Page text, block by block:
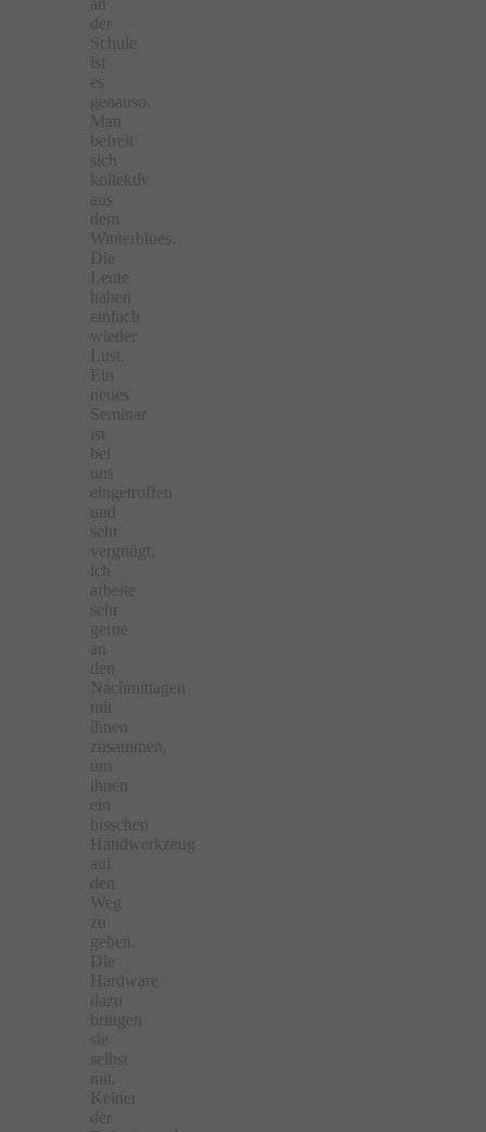
der
Schule
ist
es
genauso.
Man
befreit
sich
kollektiv
aus
dem
Winterblues.
Die
Leute
haben
einfach
wieder
Lust.
Ein
neues
Seminar
ist
bei
uns
eingetroffen
und
sehr
vergnügt,
ich
arbeite
sehr
gerne
an
den
Nachmittagen
mit
ihnen
zusammen,
um
ihnen
ein
bisschen
Handwerkzeug
auf
den
Weg
zu
geben.
Die
Hardware
dazu
bringen
sie
selbst
mit.
Keiner
der